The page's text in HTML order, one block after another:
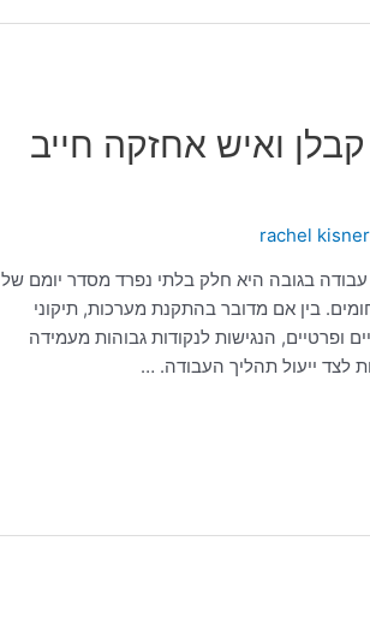
ואיש אחזקה חייב
rachel kisner
בגובה היא חלק בלתי נפרד מסדר יומם של
בין אם מדובר בהתקנת מערכות, תיקוני
הנגישות לנקודות גבוהות מעמידה
לצד ייעול תהליך העבודה. …